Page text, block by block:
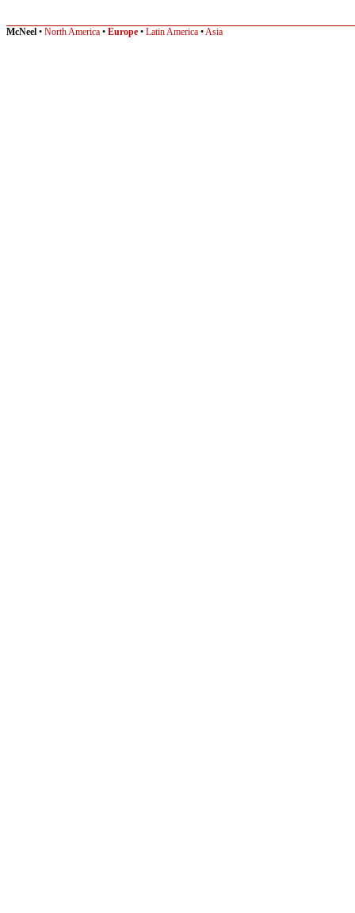
McNeel • North America • Europe • Latin America •Asia